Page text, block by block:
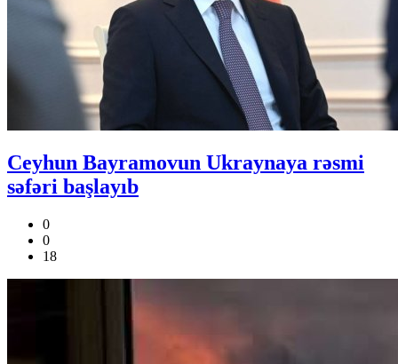
Ceyhun Bayramovun Ukraynaya rəsmi
səfəri başlayıb
0
0
18